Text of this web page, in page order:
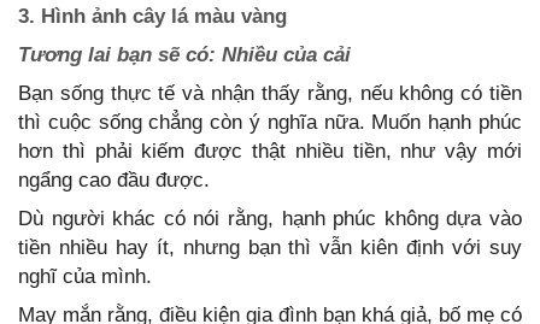
3. Hình ảnh cây lá màu vàng
Tương lai bạn sẽ có: Nhiều của cải
Bạn sống thực tế và nhận thấy rằng, nếu không có tiền
thì cuộc sống chẳng còn ý nghĩa nữa. Muốn hạnh phúc
hơn thì phải kiếm được thật nhiều tiền, như vậy mới
ngẩng cao đầu được.
Dù người khác có nói rằng, hạnh phúc không dựa vào
tiền nhiều hay ít, nhưng bạn thì vẫn kiên định với suy
nghĩ của mình.
May mắn rằng, điều kiện gia đình bạn khá giả, bố mẹ có